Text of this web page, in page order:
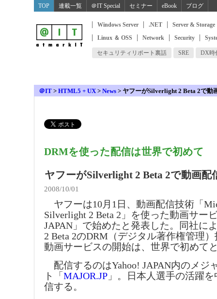
TOP 連載一覧 ＠IT Special セミナー eBook ブログ
Windows Server .NET
Server & Storage
Linux ＆ OSS
Network Security
セキュリティリポート裏話 SRE DX時
＠IT > HTML5 + UX> News > ヤフーがSilverlight 2 Beta 2で動
DRMを使った配信は世界で初めて
ヤフーがSilverlight 2 Beta 2で動画配
2008/10/01
ヤフーは10月1日、動画配信技術「
Silverlight 2 Beta 2」を使った動画サー
JAPAN」で始めたと発表した。同社に
2 Beta 2のDRM（デジタル著作権管理
動画サービスの開始は、世界で初めて
配信するのはYahoo! JAPAN内のメジ
ト「 MAJOR.JP 」。日本人選手の活躍
信する。